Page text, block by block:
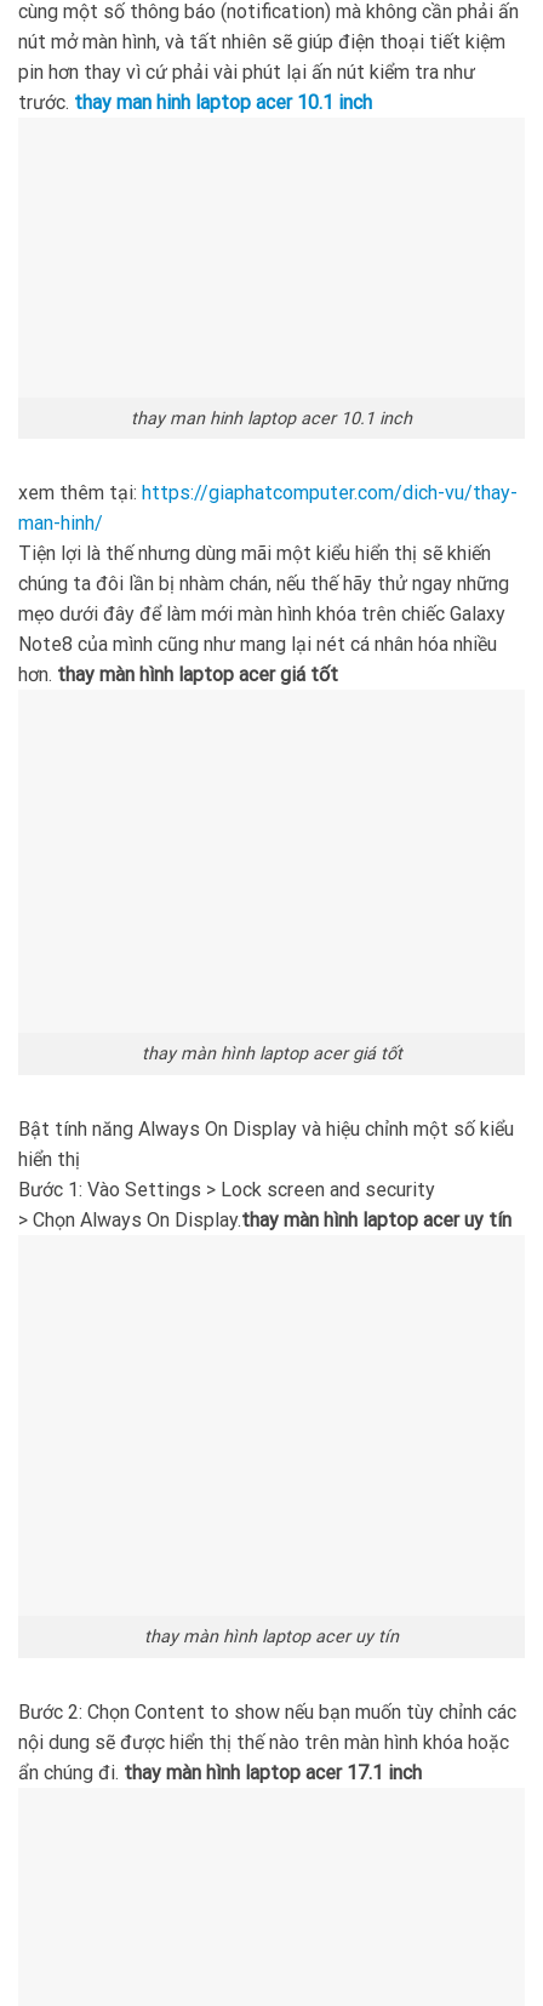
cùng một số thông báo (notification) mà không cần phải ấn
nút mở màn hình, và tất nhiên sẽ giúp điện thoại tiết kiệm
pin hơn thay vì cứ phải vài phút lại ấn nút kiểm tra như
trước. thay man hinh laptop acer 10.1 inch
thay man hinh laptop acer 10.1 inch
xem thêm tại: https://giaphatcomputer.com/dich-vu/thay-
man-hinh/
Tiện lợi là thế nhưng dùng mãi một kiểu hiển thị sẽ khiến
chúng ta đôi lần bị nhàm chán, nếu thế hãy thử ngay những
mẹo dưới đây để làm mới màn hình khóa trên chiếc Galaxy
Note8 của mình cũng như mang lại nét cá nhân hóa nhiều
hơn. thay màn hình laptop acer giá tốt
thay màn hình laptop acer giá tốt
Bật tính năng Always On Display và hiệu chỉnh một số kiểu
hiển thị
Bước 1: Vào Settings > Lock screen and security
> Chọn Always On Display.thay màn hình laptop acer uy tín
thay màn hình laptop acer uy tín
Bước 2: Chọn Content to show nếu bạn muốn tùy chỉnh các
nội dung sẽ được hiển thị thế nào trên màn hình khóa hoặc
ẩn chúng đi. thay màn hình laptop acer 17.1 inch